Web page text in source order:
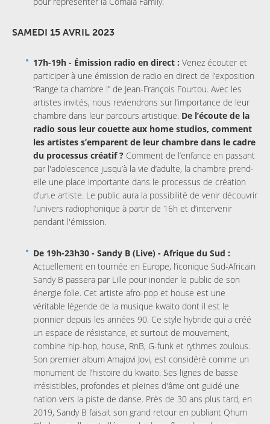
SAMEDI 15 AVRIL 2023
17h-19h - Émission radio en direct : Venez écouter et
participer à une émission de radio en direct de l’exposition
“Range ta chambre !” de Jean-François Fourtou. Avec les
artistes invités, nous reviendrons sur l’importance de leur
chambre dans leur parcours artistique. De l’écoute de la
radio sous leur couette aux home studios, comment
les artistes s’emparent de leur chambre dans le cadre
du processus créatif ? Comment de l’enfance en passant
par l'adolescence jusqu’à la vie d’adulte, la chambre prend-
elle une place importante dans le processus de création
d’un.e artiste. Le public aura la possibilité de venir découvrir
l’univers radiophonique à partir de 16h et d’intervenir
pendant l'émission.
De 19h-23h30 - Sandy B (Live) - Afrique du Sud :
Actuellement en tournée en Europe, l’iconique Sud-Africain
Sandy B passera par Lille pour inonder le public de son
énergie folle. Cet artiste afro-pop et house est une
véritable légende de la musique kwaito dont il est le
pionnier depuis les années 90. Ce style hybride qui a créé
un espace de résistance, et surtout de mouvement,
combine hip-hop, house, RnB, G-funk et rythmes zoulous.
Son premier album Amajovi Jovi, est considéré comme un
monument de l’histoire du kwaito. Ses lignes de basse
irrésistibles, profondes et pleines d'âme ont guidé une
nation vers la piste de danse. Près de 30 ans plus tard, en
2019, Sandy B faisait son grand retour en publiant Qhum